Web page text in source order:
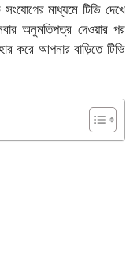
মাধ্যমে টিভি দেখে
অনুমতিপত্র দেওয়ার পর
করে আপনার বাড়িতে টিভি